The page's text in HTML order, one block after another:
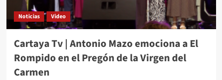
Noticias Video
Cartaya Tv | Antonio Mazo emociona a El
Rompido en el Pregón de la Virgen del
Carmen